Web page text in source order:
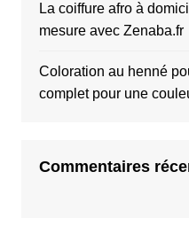
La coiffure afro à
mesure avec Zenaba.fr
Coloration au henné
complet pour une
Commentaires